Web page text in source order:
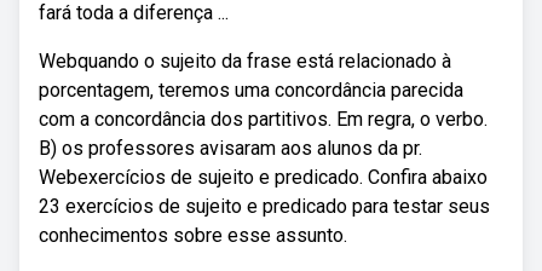
fará toda a diferença ...
Webquando o sujeito da frase está relacionado à
porcentagem, teremos uma concordância parecida
com a concordância dos partitivos. Em regra, o verbo.
B) os professores avisaram aos alunos da pr.
Webexercícios de sujeito e predicado. Confira abaixo
23 exercícios de sujeito e predicado para testar seus
conhecimentos sobre esse assunto.